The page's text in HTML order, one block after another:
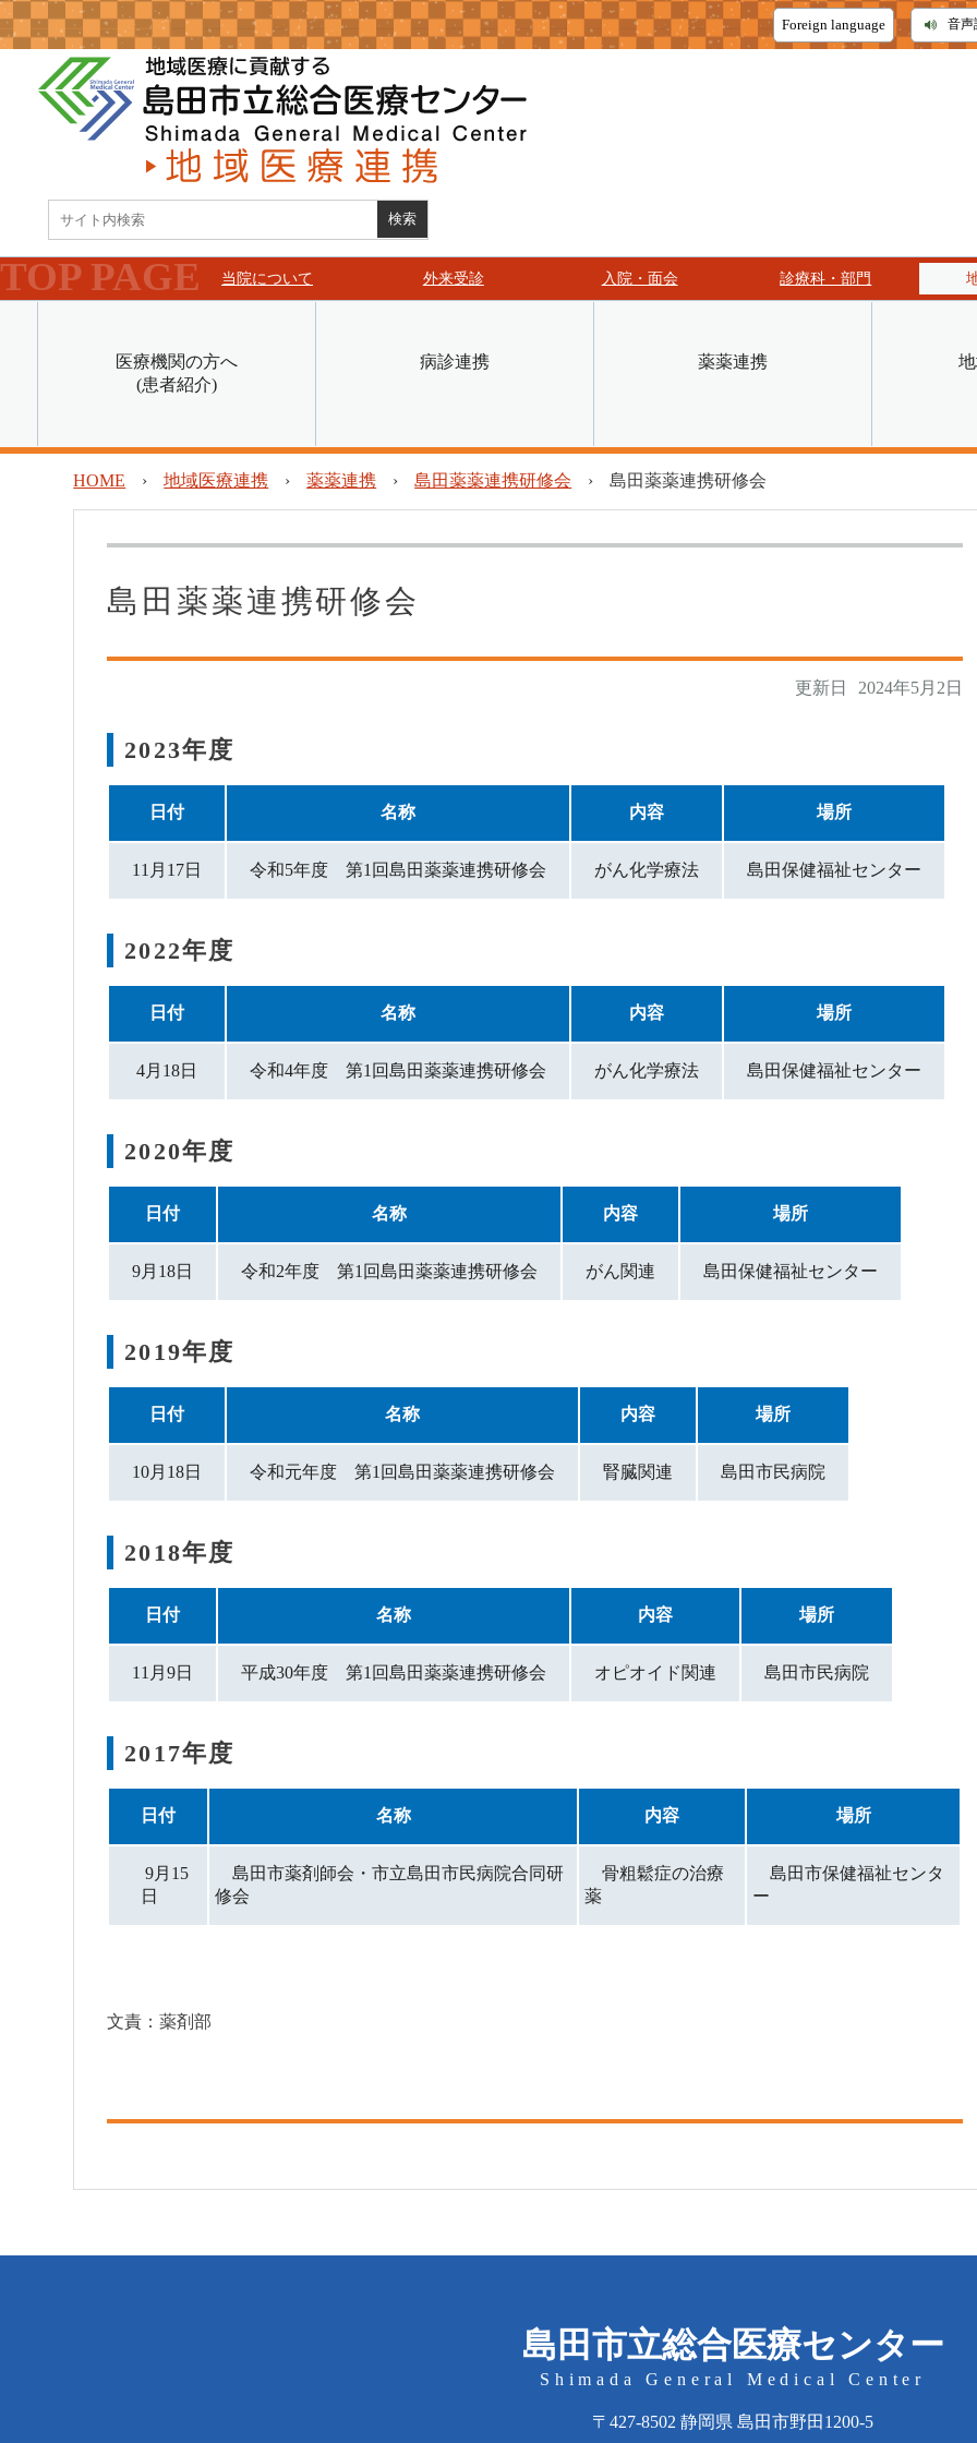
Foreign language 音声
当院について 外来受診 入院・面会 診療科・部門
医療機関の方へ
(患者紹介)
病診連携 薬薬連携
当院について 外来受診 入院・面会
(患者紹介)
病診連携
地域との連携
HOME › 地域医療連携 › 薬薬連携 › 島田薬薬連携研修会 › 島田薬薬連携研修会
島田薬薬連携研修会
更新日 2024年5月2日
2023年度
日付 名称 内容 場所
11月17日 令和5年度 第1回島田薬薬連携研修会 がん化学療法 島田保健福祉センター
2022年度
日付 名称 内容 場所
4月18日 令和4年度 第1回島田薬薬連携研修会 がん化学療法 島田保健福祉センター
2020年度
日付 名称 内容 場所
9月18日 令和2年度 第1回島田薬薬連携研修会 がん関連 島田保健福祉センター
2019年度
日付 名称 内容 場所
10月18日 令和元年度 第1回島田薬薬連携研修会 腎臓関連 島田市民病院
2018年度
日付 名称 内容 場所
11月9日 平成30年度 第1回島田薬薬連携研修会 オピオイド関連 島田市民病院
2017年度
日付 名称 内容 場所
9月15
日
島田市薬剤師会・市立島田市民病院合同研
修会
骨粗鬆症の治療
薬
島田市保健福祉センタ
ー
文責：薬剤部
島田市立総合医療センター
Shimada General Medical Center
〒427-8502 静岡県 島田市野田1200-5